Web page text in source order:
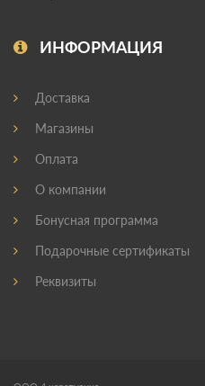
ИНФОРМАЦИЯ
Доставка
Магазины
Оплата
О компании
Бонусная программа
Подарочные сертификаты
Реквизиты